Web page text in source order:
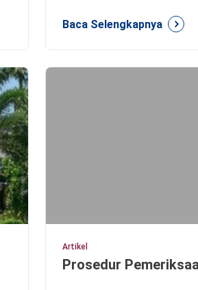
Baca Selengkapnya
Artikel
Prosedur